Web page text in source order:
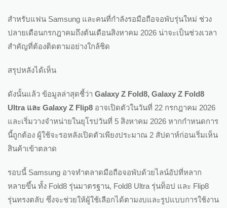
สำหรับแฟน Samsung และคนที่กำลังรอมือถือจอพับรุ่นใหม่ ช่วง
ปลายเดือนกรกฎาคมถึงต้นเดือนสิงหาคม 2026 น่าจะเป็นช่วงเวลา
สำคัญที่ต้องติดตามอย่างใกล้ชิด
สรุปหลังได้เห็น
ดังนั้นแล้ว ข้อมูลล่าสุดชี้ว่า Galaxy Z Fold8, Galaxy Z Fold8
Ultra และ Galaxy Z Flip8 อาจเปิดตัวในวันที่ 22 กรกฎาคม 2026
และเริ่มวางจำหน่ายในยุโรปวันที่ 5 สิงหาคม 2026 หากกำหนดการ
นี้ถูกต้อง ผู้ใช้จะรอหลังเปิดตัวเพียงประมาณ 2 สัปดาห์ก่อนเริ่มเห็น
สินค้าเข้าตลาด
รอบนี้ Samsung อาจทำตลาดมือถือจอพับด้วยไลน์อัปที่หลาก
หลายขึ้น ทั้ง Fold8 รุ่นมาตรฐาน, Fold8 Ultra รุ่นท็อป และ Flip8
รุ่นทรงตลับ ซึ่งจะช่วยให้ผู้ใช้เลือกได้ตามงบและรูปแบบการใช้งาน